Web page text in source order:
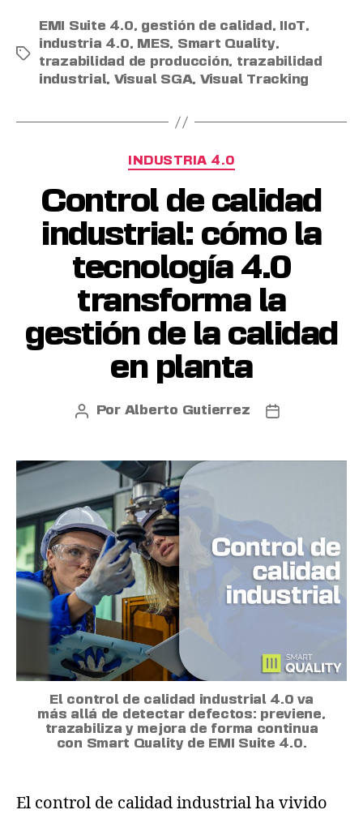
EMI Suite 4.0, gestión de calidad , IIoT,
industria 4.0, MES, Smart Quality,
trazabilidad de producción, trazabilidad
industrial, Visual SGA, Visual Tracking
INDUSTRIA 4.0
Control de calidad
industrial: cómo la
tecnología 4.0
transforma la
gestión de la calidad
en planta
Por Alberto Gutierrez
El control de calidad industrial 4.0 va
más allá de detectar defectos: previene,
trazabiliza y mejora de forma continua
con Smart Quality de EMI Suite 4.0.
El control de calidad industrial ha vivido